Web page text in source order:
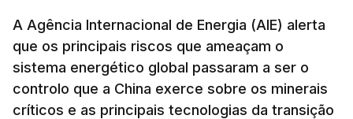
A Agência Internacional de Energia (AIE) alerta
que os principais riscos que ameaçam o
sistema energético global passaram a ser o
controlo que a China exerce sobre os minerais
críticos e as principais tecnologias da transição